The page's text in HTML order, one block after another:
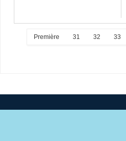
Première 31 32 33